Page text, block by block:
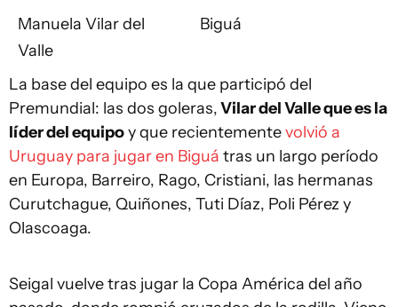
Manuela Vilar del
Valle
Biguá
La base del equipo es la que participó del
Premundial: las dos goleras,Vilar del Valle que es la
líder del equipoy que recientementevolvió a
Uruguay para jugar en Biguá tras un largo período
en Europa, Barreiro, Rago, Cristiani, las hermanas
Curutchague, Quiñones, Tuti Díaz, Poli Pérez y
Olascoaga.
Seigal vuelve tras jugar la Copa América del año